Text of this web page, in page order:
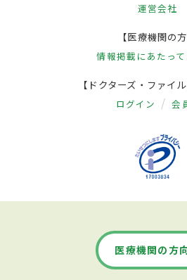
運営会社
【医療機関の方
情報掲載にあたって
【ドクターズ・ファイ
ログイン 会
医療機関の方